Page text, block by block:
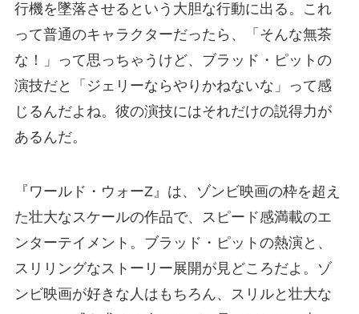
行機を墜落させるという大胆な行動に出る。これ
って普通のキャラクターだったら、「そんな無茶
な！」って思っちゃうけど、ブラッド・ピットの
演技だと「ジェリーならやりかねないな」って感
じるんだよね。彼の演技にはそれだけの説得力が
あるんだ。
『ワールド・ウォーZ』は、ゾンビ映画の枠を超え
た壮大なスケールの作品で、スピード感満載のエ
ンターテイメント。ブラッド・ピットの熱演と、
スリリングなストーリー展開が見どころだよ。ゾ
ンビ映画が好きな人はもちろん、スリルと壮大な